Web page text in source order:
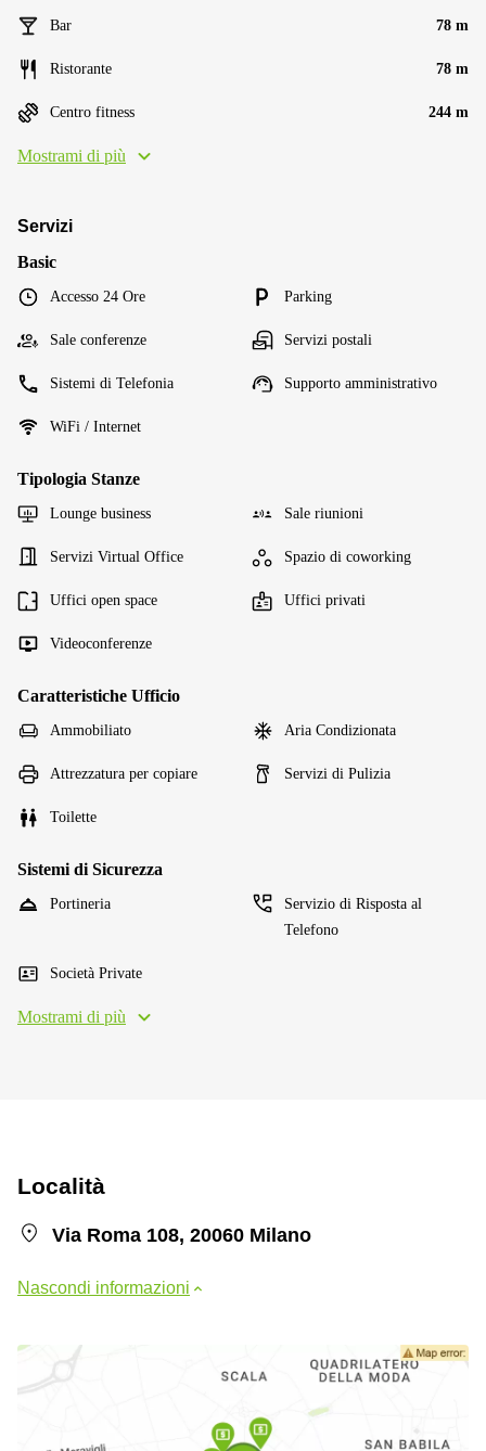
Bar 78 m
Ristorante 78 m
Centro fitness 244 m
Mostrami di più
Servizi
Basic
Accesso 24 Ore Parking
Sale conferenze Servizi postali
Sistemi di Telefonia Supporto amministrativo
WiFi / Internet
Tipologia Stanze
Lounge business Sale riunioni
Servizi Virtual Office Spazio di coworking
Uffici open space Uffici privati
Videoconferenze
Caratteristiche Ufficio
Ammobiliato Aria Condizionata
Attrezzatura per copiare Servizi di Pulizia
Toilette
Sistemi di Sicurezza
Portineria
Servizio di Risposta al
Telefono
Società Private
Mostrami di più
Località
Via Roma 108, 20060 Milano
Nascondi informazioni